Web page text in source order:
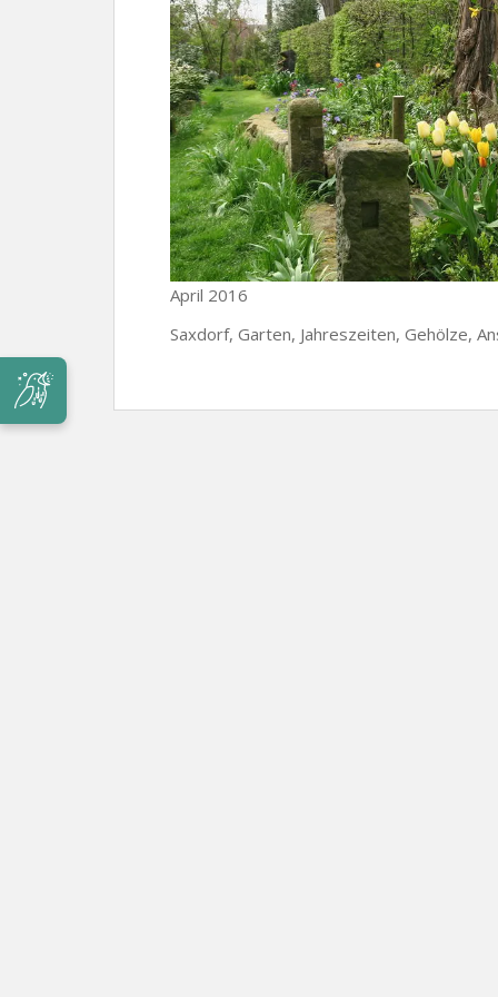
April 2016
Saxdorf, Garten, Jahreszeiten, Gehölze,